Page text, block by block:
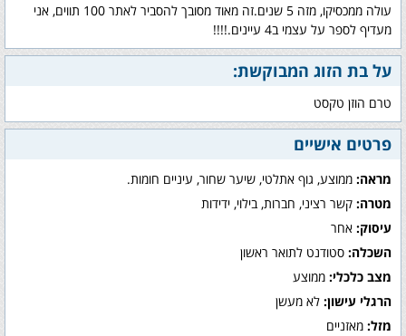
עולה ממכסיקו, מזה 5 שנים.זה מאוד מסובך להסביר לאתר 100 תווים, אני
מעדיף לספר על עצמי ב4 עיינים.!!!!
על בת הזוג המבוקשת:
טרם הוזן טקסט
פרטים אישיים
מראה: ממוצע, גוף אתלטי, שיער שחור, עיניים חומות.
מטרה: קשר רציני, חברות, בילוי, ידידות
עיסוק: אחר
השכלה: סטודנט לתואר ראשון
מצב כלכלי: ממוצע
הרגלי עישון: לא מעשן
מזל: מאזניים